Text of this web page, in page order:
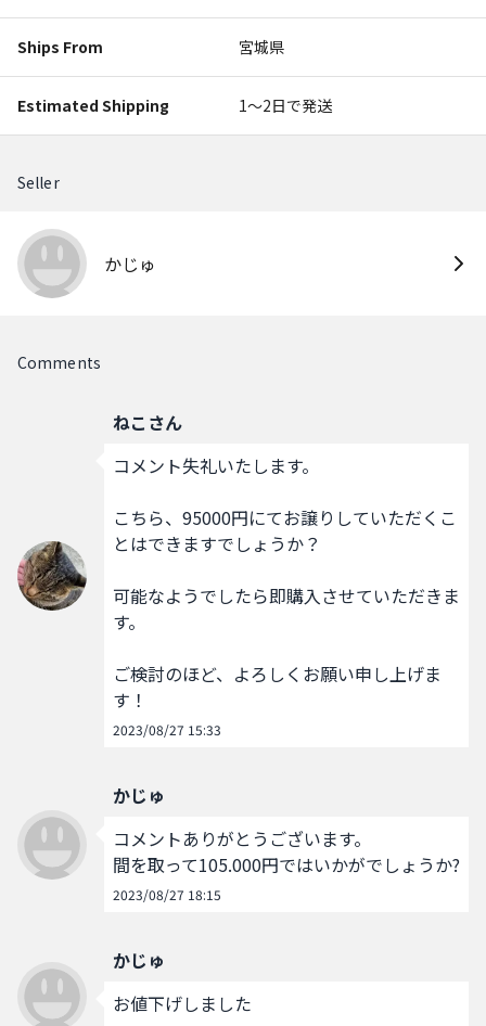
Ships From 宮城県
Estimated Shipping 1〜2日で発送
Seller
かじゅ
Comments
ねこさん
コメント失礼いたします。
こちら、95000円にてお譲りしていただくこ
とはできますでしょうか？
可能なようでしたら即購入させていただきま
す。
ご検討のほど、よろしくお願い申し上げま
す！
2023/08/27 15:33
かじゅ
コメントありがとうございます。
間を取って105.000円ではいかがでしょうか?
2023/08/27 18:15
かじゅ
お値下げしました